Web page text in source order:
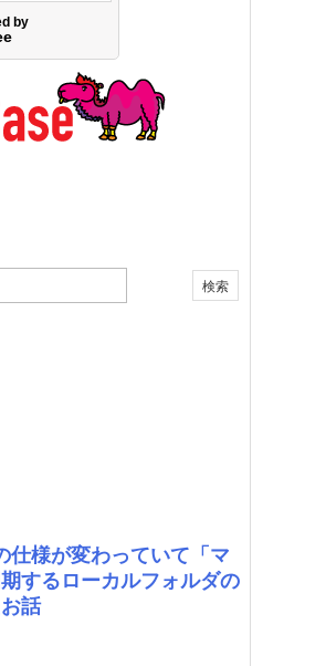
仕様が変わっていて「マ
するローカルフォルダの
話